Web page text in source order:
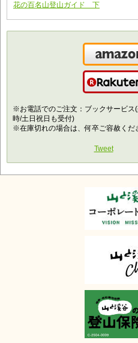
花の百名山登山ガイド 下
※お電話でのご注文：ブックサービス
時/土日祝日も受付)
※在庫切れの場合は、何卒ご容赦くだ
Tweet